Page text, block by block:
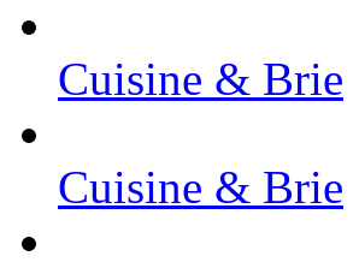
Cuisine & Brie
Cuisine & Brie